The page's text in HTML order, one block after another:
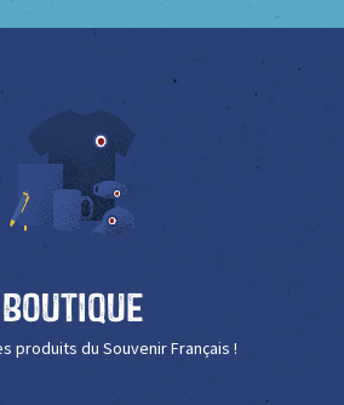
Boutique
produits du Souvenir Français !